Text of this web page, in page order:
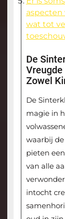
aspecten
wat tot
De
Zowel
De
magie in
waarbij
pieten
van alle
intocht